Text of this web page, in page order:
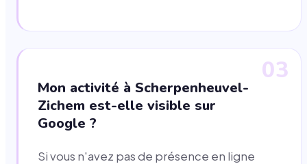
03
Mon activité à Scherpenheuvel-
Zichem est-elle visible sur
Google ?
Si vous n'avez pas de présence en ligne